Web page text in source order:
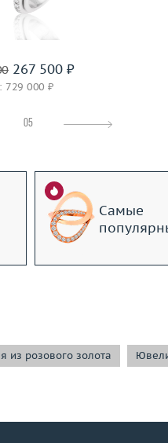
267 500 ₽
729 000 ₽
Подробнее
05
Самые
из розового золота